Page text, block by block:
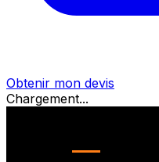
Obtenir mon devis
Chargement...